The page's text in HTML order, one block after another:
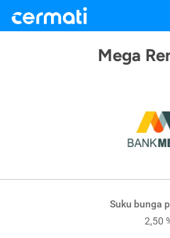
Mega
Suku bunga
2,50